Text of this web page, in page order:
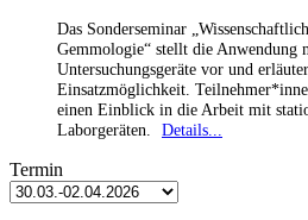
Das Sonderseminar
Gemmologie“ stellt die Anwendung
Untersuchungsgeräte vor und
Einsatzmöglichkeit.
einen Einblick in die Arbeit mit
Laborgeräten.
Details...
Termin